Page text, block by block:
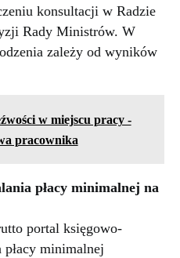
konsultacji w Radzie
Rady Ministrów. W
zależy od wyników
w miejscu pracy -
pracownika
płacy minimalnej na
portal księgowo-
płacy minimalnej